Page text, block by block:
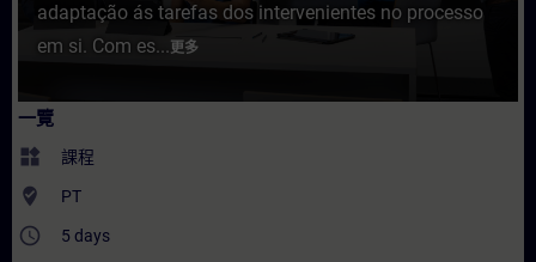
adaptação ás tarefas dos intervenientes no processo
em si. Com es...更多
一覽
widgets 課程
where_to_vote PT
access_time 5 days